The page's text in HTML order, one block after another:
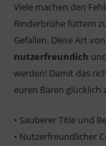
Viele machen den
Rinderbrühe füttern
Gefallen. Diese Art
nutzerfreundich
werden! Damit das
euren Bären glücklich
• Sauberer Title und
• Nutzerfreundlicher